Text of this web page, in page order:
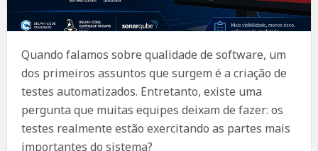
Quando falamos sobre qualidade de software, um
dos primeiros assuntos que surgem é a criação de
testes automatizados. Entretanto, existe uma
pergunta que muitas equipes deixam de fazer: os
testes realmente estão exercitando as partes mais
importantes do sistema?